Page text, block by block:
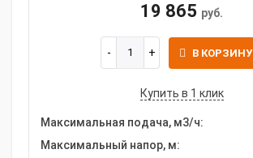
19 865 руб.
В КОРЗИНУ
Купить в 1 клик
Максимальная подача, м3/ч:
Максимальный напор, м: